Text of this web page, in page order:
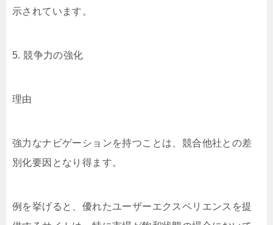
示されています。
5. 競争力の強化
理由
強力なナビゲーションを持つことは、競合他社との差
別化要因となり得ます。
例を挙げると、優れたユーザーエクスペリエンスを提